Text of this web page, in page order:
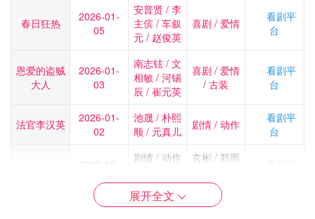
春日狂热
2026-01-
05
安普贤 / 李
主傧 / 车叙
元 / 赵俊英
喜剧 / 爱情
看剧平
台
恩爱的盗贼
大人
2026-01-
03
南志铉 / 文
相敏 / 河锡
辰 / 崔元英
喜剧 / 爱情
/ 古装
看剧平
台
法官李汉英
2026-01-
02
池晟 / 朴熙
顺 / 元真儿
剧情 / 动作
看剧平
台
2025-12-
剧情 / 动作
罪
玄彬 / 郑雨
也 / 元志安
看剧平
2025-12-
朴叙俊 / 元
展开全文